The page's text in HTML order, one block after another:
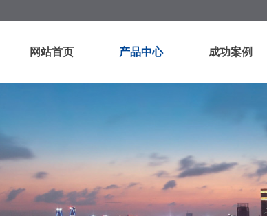
网站首页 产品中心 成功案例